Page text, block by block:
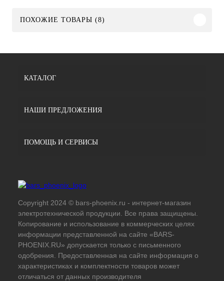
ПОХОЖИЕ ТОВАРЫ (8)
КАТАЛОГ
НАШИ ПРЕДЛОЖЕНИЯ
ПОМОЩЬ И СЕРВИСЫ
Copyright 2024 © bars-phoenix.ru - интернет-магазин
электротехнической продукции. Все права защищены.
Копирование и использование в коммерческих целях
информации представленной на сайте «BARS-
PHOENIX.RU» допускается только с письменного
одобрения. Предоставленная на сайте информация о
характеристиках и комплектности товаров может
отличаться от данных производителя